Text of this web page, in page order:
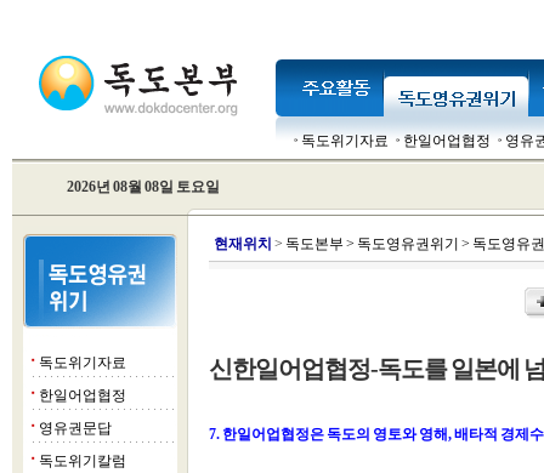
독도위기자료 한일어업협정 영유
2026년 08월 08일 토요일
■ 독도위기자료
■ 한일어업협정
■ 영유권문답
■ 독도위기칼럼
현재위치 > 독도본부 > 독도영유권위기 > 독도영유
신한일어업협정-독도를 일본에
7. 한일어업협정은 독도의 영토와 영해, 배타적 경제